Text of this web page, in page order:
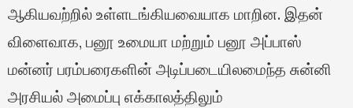
ஆகியவற்றில் உள்ளடங்கியவையாக மாறின. இதன்
விளைவாக, பனூ உமையா மற்றும் பனூ அப்பாஸ்
மன்னர் பரம்பரைகளின் அடிப்படையிலமைந்த சுன்னி
அரசியல் அமைப்பு எக்காலத்திலும்